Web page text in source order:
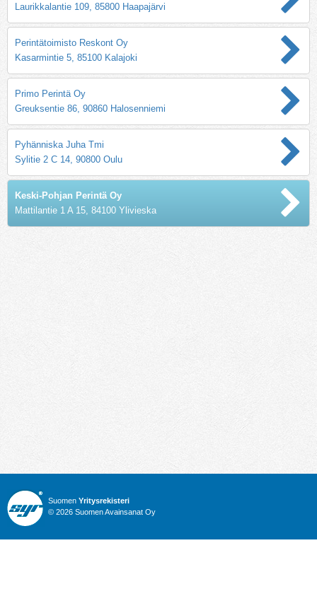
Laurikkalantie 109, 85800 Haapajärvi
Perintätoimisto Reskont Oy
Kasarmintie 5, 85100 Kalajoki
Primo Perintä Oy
Greuksentie 86, 90860 Halosenniemi
Pyhänniska Juha Tmi
Sylitie 2 C 14, 90800 Oulu
Keski-Pohjan Perintä Oy
Mattilantie 1 A 15, 84100 Ylivieska
Suomen Yritysrekisteri
© 2026 Suomen Avainsanat Oy